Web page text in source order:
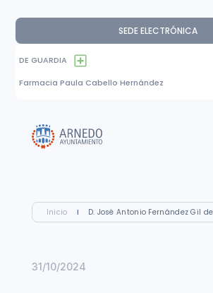
SEDE ELECTRÓNICA
DE GUARDIA
Farmacia Paula Cabello Hernández
Inicio I D. José Antonio Fernández Gil
31/10/2024